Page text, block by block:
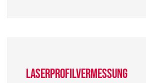
Laserprofilvermessung